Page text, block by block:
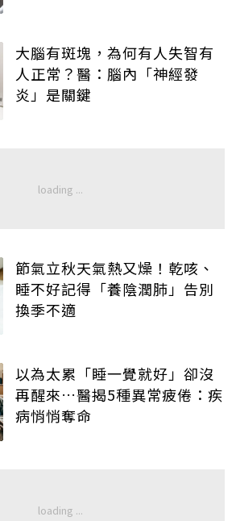
大腦有斑塊，為何有人失智有
人正常？醫：腦內「神經發
炎」是關鍵
節氣立秋天氣熱又燥！乾咳、
睡不好記得「養陰潤肺」告別
換季不適
以為太累「睡一覺就好」卻沒
再醒來…醫揭5種異常疲倦：疾
病悄悄奪命